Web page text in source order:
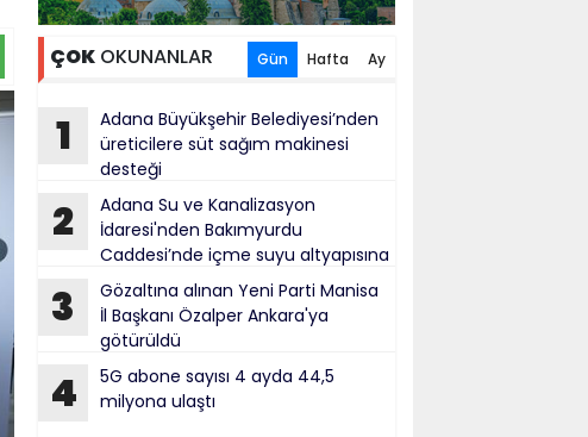
ÇOK OKUNANLAR Gün Hafta Ay
1
Adana Büyükşehir Belediyesi’nden
üreticilere süt sağım makinesi
desteği
2
Adana Su ve Kanalizasyon
İdaresi'nden Bakımyurdu
Caddesi’nde içme suyu altyapısına
3
Gözaltına alınan Yeni Parti Manisa
İl Başkanı Özalper Ankara'ya
götürüldü
4
5G abone sayısı 4 ayda 44,5
milyona ulaştı